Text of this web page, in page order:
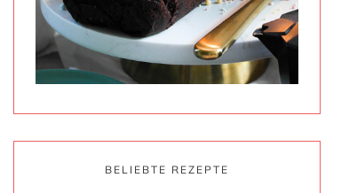
BELIEBTE REZEPTE